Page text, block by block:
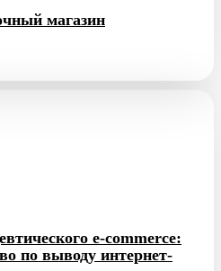
магазин
e-commerce:
по выводу интернет-